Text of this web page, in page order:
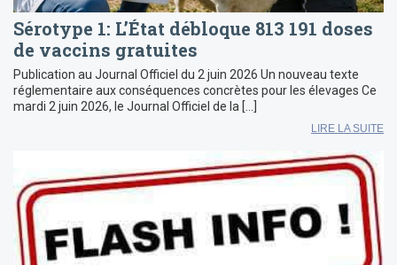
Sérotype 1: L’État débloque 813 191 doses
de vaccins gratuites
Publication au Journal Officiel du 2 juin 2026 Un nouveau texte
réglementaire aux conséquences concrètes pour les élevages Ce
mardi 2 juin 2026, le Journal Officiel de la […]
LIRE LA SUITE